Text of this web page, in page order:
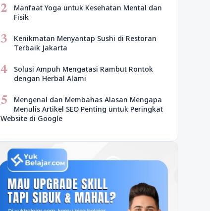
2
Manfaat Yoga untuk Kesehatan Mental dan
Fisik
3
Kenikmatan Menyantap Sushi di Restoran
Terbaik Jakarta
4
Solusi Ampuh Mengatasi Rambut Rontok
dengan Herbal Alami
5
Mengenal dan Membahas Alasan Mengapa
Menulis Artikel SEO Penting untuk Peringkat
Website di Google